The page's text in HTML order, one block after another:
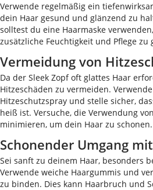
Verwende regelmäßig ein
dein Haar gesund und glänzend zu
solltest du eine Haarmaske
zusätzliche Feuchtigkeit und Pflege zu
Vermeidung von
Da der Sleek Zopf oft glattes Haar
Hitzeschäden zu vermeiden.
Hitzeschutzspray und stelle sicher,
heiß ist. Versuche, die Verwendung
minimieren, um dein Haar zu schonen.
Schonender Umgang
Sei sanft zu deinem Haar, besonders
Verwende weiche Haargummis und
zu binden. Dies kann Haarbruch und